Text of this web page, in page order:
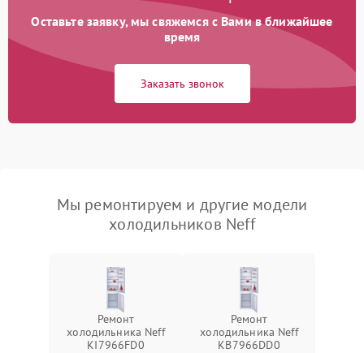
Оставьте заявку, мы свяжемся с Вами в ближайшее
время
Заказать звонок
Мы ремонтируем и другие модели
холодильников Neff
Ремонт
холодильника Neff
KI7966FD0
Ремонт
холодильника Neff
KB7966DD0